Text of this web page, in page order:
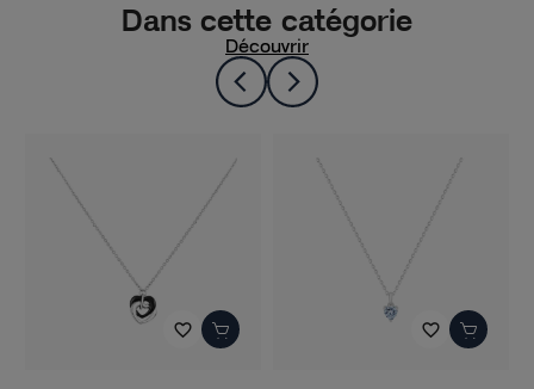
Dans cette catégorie
Découvrir